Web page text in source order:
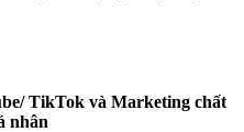
TikTok và Marketing chất
nhân